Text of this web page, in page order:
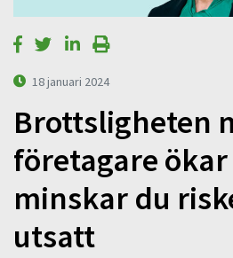
18 januari 2024
Brottsligheten
företagare ökar
minskar du
utsatt